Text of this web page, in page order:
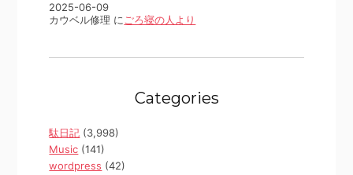
2025-06-09
カウベル修理 にごろ寝の人より
Categories
駄日記 (3,998)
Music (141)
wordpress (42)